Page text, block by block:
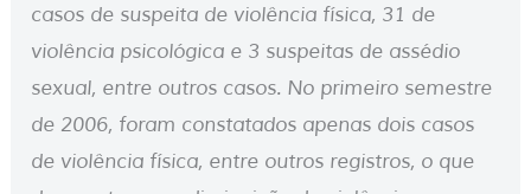
casos de suspeita de violência física, 31 de
violência psicológica e 3 suspeitas de assédio
sexual, entre outros casos. No primeiro semestre
de 2006, foram constatados apenas dois casos
de violência física, entre outros registros, o que